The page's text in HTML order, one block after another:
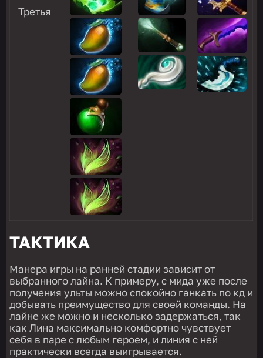
Третья
ТАКТИКА
Манера игры на ранней стадии зависит от
выбранного лайна. К примеру, с мида уже после
получения ульты можно спокойно ганкать по кд и
добывать преимущество для своей команды. На
лайне же можно и несколько задержаться, так
как Лина максимально комфортно чувствует
себя в паре с любым героем, и линия с ней
практически всегда выигрывается.